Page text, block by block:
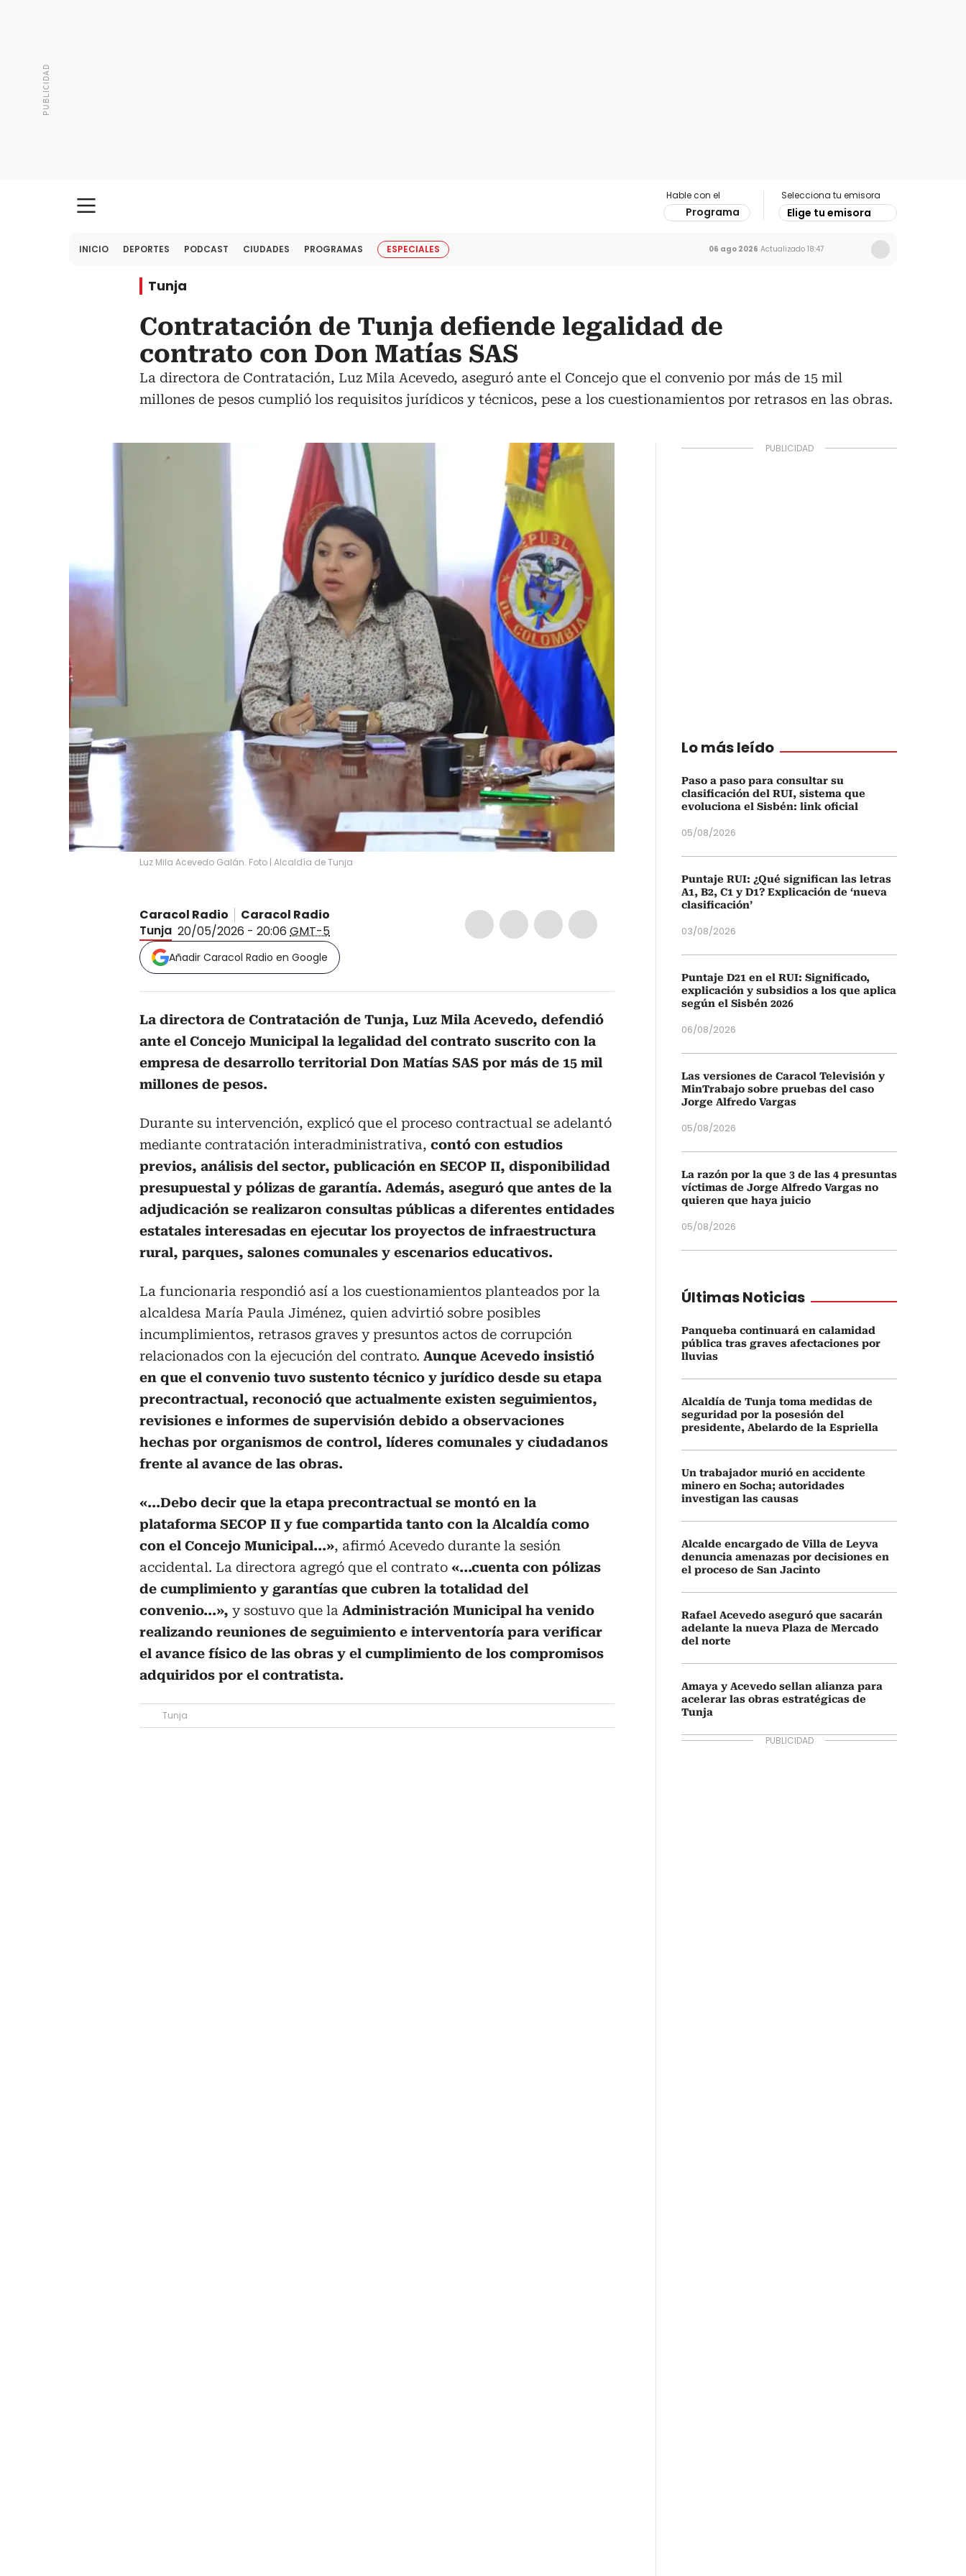
Hable con el
Programa
Selecciona tu emisora
Elige tu emisora
INICIO DEPORTES PODCAST CIUDADES PROGRAMAS ESPECIALES 06 ago 2026 Actualizado 18:47
Tunja
Contratación de Tunja defiende legalidad de
contrato con Don Matías SAS
La directora de Contratación, Luz Mila Acevedo, aseguró ante el Concejo que el convenio por más de 15 mil
millones de pesos cumplió los requisitos jurídicos y técnicos, pese a los cuestionamientos por retrasos en las obras.
Luz Mila Acevedo Galán. Foto | Alcaldía de Tunja
Caracol Radio
Caracol Radio
Tunja 20/05/2026 - 20:06 GMT-5
Añadir Caracol Radio en Google
La directora de Contratación de Tunja, Luz Mila Acevedo, defendió
ante el Concejo Municipal la legalidad del contrato suscrito con la
empresa de desarrollo territorial Don Matías SAS por más de 15 mil
millones de pesos.
Durante su intervención, explicó que el proceso contractual se adelantó
mediante contratación interadministrativa, contó con estudios
previos, análisis del sector, publicación en SECOP II, disponibilidad
presupuestal y pólizas de garantía. Además, aseguró que antes de la
adjudicación se realizaron consultas públicas a diferentes entidades
estatales interesadas en ejecutar los proyectos de infraestructura
rural, parques, salones comunales y escenarios educativos.
La funcionaria respondió así a los cuestionamientos planteados por la
alcaldesa María Paula Jiménez, quien advirtió sobre posibles
incumplimientos, retrasos graves y presuntos actos de corrupción
relacionados con la ejecución del contrato. Aunque Acevedo insistió
en que el convenio tuvo sustento técnico y jurídico desde su etapa
precontractual, reconoció que actualmente existen seguimientos,
revisiones e informes de supervisión debido a observaciones
hechas por organismos de control, líderes comunales y ciudadanos
frente al avance de las obras.
«...Debo decir que la etapa precontractual se montó en la
plataforma SECOP II y fue compartida tanto con la Alcaldía como
con el Concejo Municipal...», afirmó Acevedo durante la sesión
accidental. La directora agregó que el contrato «...cuenta con pólizas
de cumplimiento y garantías que cubren la totalidad del
convenio...», y sostuvo que la Administración Municipal ha venido
realizando reuniones de seguimiento e interventoría para verificar
el avance físico de las obras y el cumplimiento de los compromisos
adquiridos por el contratista.
Tunja
Lo más leído
Paso a paso para consultar su
clasificación del RUI, sistema que
evoluciona el Sisbén: link oficial
05/08/2026
Puntaje RUI: ¿Qué significan las letras
A1, B2, C1 y D1? Explicación de ‘nueva
clasificación’
03/08/2026
Puntaje D21 en el RUI: Significado,
explicación y subsidios a los que aplica
según el Sisbén 2026
06/08/2026
Las versiones de Caracol Televisión y
MinTrabajo sobre pruebas del caso
Jorge Alfredo Vargas
05/08/2026
La razón por la que 3 de las 4 presuntas
víctimas de Jorge Alfredo Vargas no
quieren que haya juicio
05/08/2026
Últimas Noticias
Panqueba continuará en calamidad
pública tras graves afectaciones por
lluvias
Alcaldía de Tunja toma medidas de
seguridad por la posesión del
presidente, Abelardo de la Espriella
Un trabajador murió en accidente
minero en Socha; autoridades
investigan las causas
Alcalde encargado de Villa de Leyva
denuncia amenazas por decisiones en
el proceso de San Jacinto
Rafael Acevedo aseguró que sacarán
adelante la nueva Plaza de Mercado
del norte
Amaya y Acevedo sellan alianza para
acelerar las obras estratégicas de
Tunja